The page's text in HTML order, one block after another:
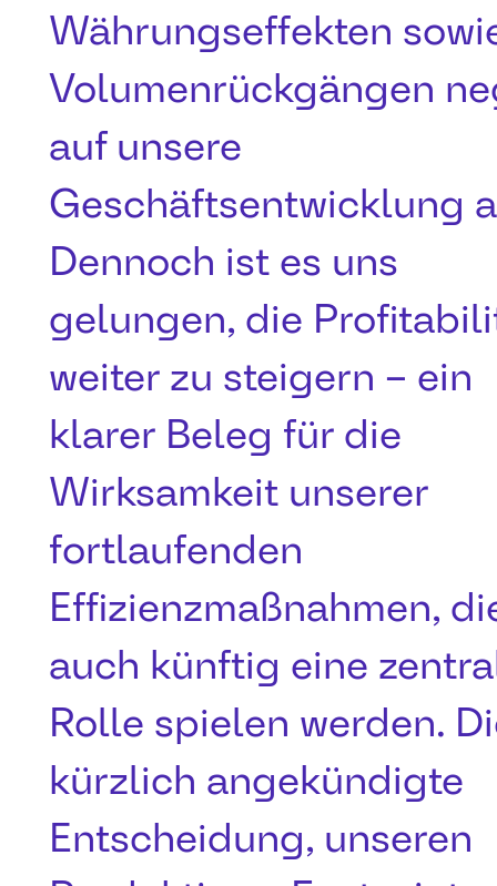
Währungseffekten
Volumenrückgängen
auf unsere
Geschäftsentwicklung
Dennoch ist es uns
gelungen, die
weiter zu steigern – ein
klarer Beleg für die
Wirksamkeit unserer
fortlaufenden
Effizienzmaßnahmen,
auch künftig eine
Rolle spielen werden.
kürzlich angekündigte
Entscheidung, unseren